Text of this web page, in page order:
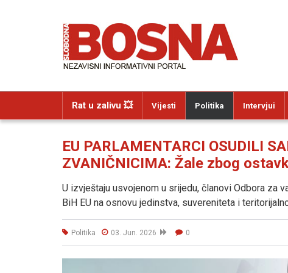
Rat u zalivu 💥 Vijesti Politika Intervjui
EU PARLAMENTARCI OSUDILI
ZVANIČNICIMA: Žale zbog
U izvještaju usvojenom u srijedu, članovi Odbora za
BiH EU na osnovu jedinstva, suvereniteta i
Politika 03. Jun. 2026 0